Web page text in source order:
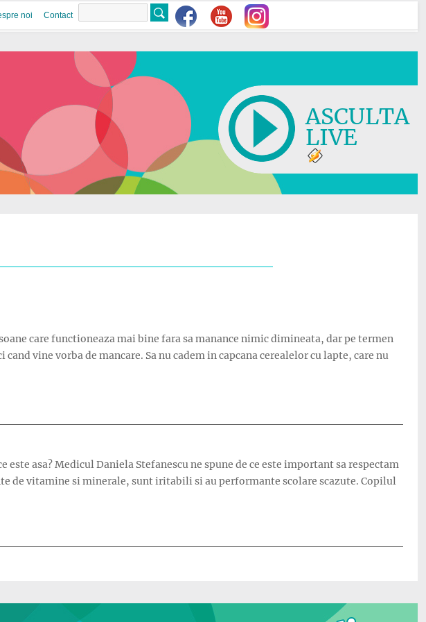
noi Contact
ASCULTA
LIVE
care functioneaza mai bine fara sa manance nimic dimineata, dar pe termen
vine vorba de mancare. Sa nu cadem in capcana cerealelor cu lapte, care nu
asa? Medicul Daniela Stefanescu ne spune de ce este important sa respectam
de vitamine si minerale, sunt iritabili si au performante scolare scazute. Copilul